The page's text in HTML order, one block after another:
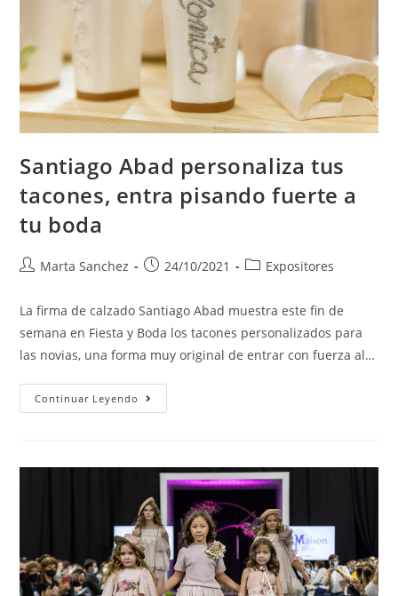
Santiago Abad personaliza tus
tacones, entra pisando fuerte a
tu boda
Marta Sanchez 24/10/2021 Expositores
La firma de calzado Santiago Abad muestra este fin de
semana en Fiesta y Boda los tacones personalizados para
las novias, una forma muy original de entrar con fuerza al…
Continuar Leyendo